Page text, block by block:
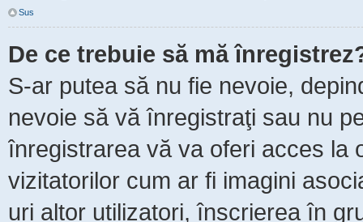
Sus
De ce trebuie să mă
S-ar putea să nu fie nevoie,
nevoie să vă înregistraţi sau nu
înregistrarea vă va oferi acces la
vizitatorilor cum ar fi imagini
uri altor utilizatori, înscrierea în